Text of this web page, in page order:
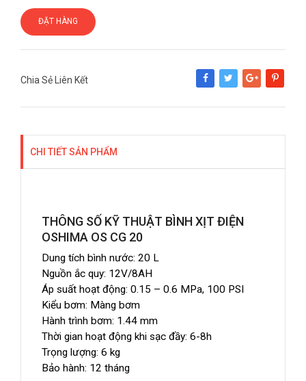
ĐẶT HÀNG
Chia Sẻ Liên Kết
Share Tweet Google+Pinterest
CHI TIẾT SẢN PHẨM
THÔNG SỐ KỸ THUẬT BÌNH XỊT ĐIỆN
OSHIMA OS CG 20
Dung tích bình nước: 20 L
Nguồn ắc quy: 12V/8AH
Áp suất hoạt động: 0.15 – 0.6 MPa, 100 PSI
Kiểu bơm: Màng bơm
Hành trình bơm: 1.44 mm
Thời gian hoạt động khi sạc đầy: 6-8h
Trọng lượng: 6 kg
Bảo hành: 12 tháng